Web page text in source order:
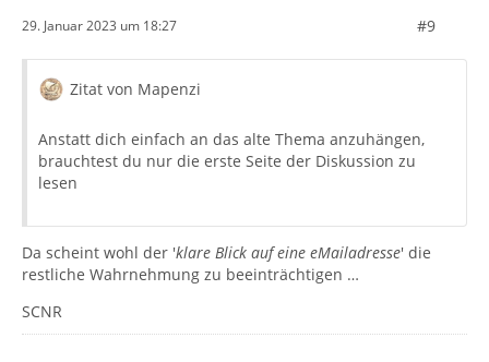
29. Januar 2023 um 18:27 #9
Zitat von Mapenzi
Anstatt dich einfach an das alte Thema anzuhängen,
brauchtest du nur die erste Seite der Diskussion zu
lesen
Da scheint wohl der 'klare Blick auf eine eMailadresse' die
restliche Wahrnehmung zu beeinträchtigen …
SCNR